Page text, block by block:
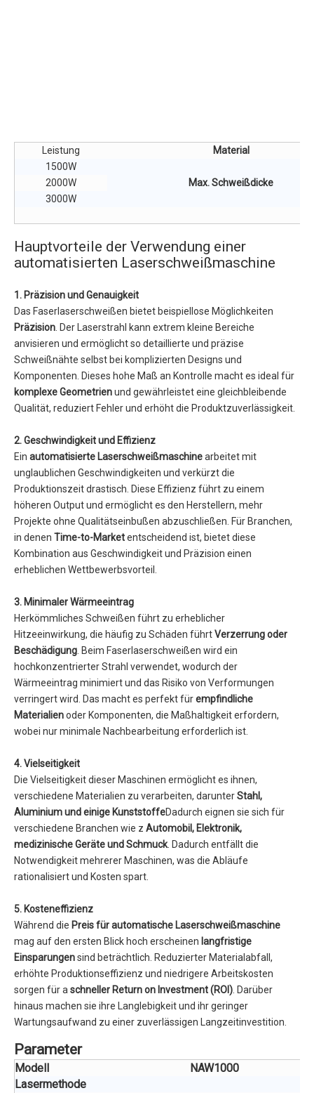
Leistung
Material
1500W
Max. Schweißdicke
2000W
3000W
Hauptvorteile der Verwendung einer
automatisierten Laserschweißmaschine
1. Präzision und Genauigkeit
Das Faserlaserschweißen bietet beispiellose Möglichkeiten
Präzision . Der Laserstrahl kann extrem kleine Bereiche
anvisieren und ermöglicht so detaillierte und präzise
Schweißnähte selbst bei komplizierten Designs und
Komponenten. Dieses hohe Maß an Kontrolle macht es ideal für
komplexe Geometrienund gewährleistet eine gleichbleibende
Qualität, reduziert Fehler und erhöht die Produktzuverlässigkeit.
2. Geschwindigkeit und Effizienz
Ein automatisierte Laserschweißmaschinearbeitet mit
unglaublichen Geschwindigkeiten und verkürzt die
Produktionszeit drastisch. Diese Effizienz führt zu einem
höheren Output und ermöglicht es den Herstellern, mehr
Projekte ohne Qualitätseinbußen abzuschließen. Für Branchen,
in denen Time-to-Marketentscheidend ist, bietet diese
Kombination aus Geschwindigkeit und Präzision einen
erheblichen Wettbewerbsvorteil.
3. Minimaler Wärmeeintrag
Herkömmliches Schweißen führt zu erheblicher
Hitzeeinwirkung, die häufig zu Schäden führtVerzerrung oder
Beschädigung . Beim Faserlaserschweißen wird ein
hochkonzentrierter Strahl verwendet, wodurch der
Wärmeeintrag minimiert und das Risiko von Verformungen
verringert wird. Das macht es perfekt fürempfindliche
Materialienoder Komponenten, die Maßhaltigkeit erfordern,
wobei nur minimale Nachbearbeitung erforderlich ist.
4. Vielseitigkeit
Die Vielseitigkeit dieser Maschinen ermöglicht es ihnen,
verschiedene Materialien zu verarbeiten, darunterStahl,
Aluminium und einige KunststoffeDadurch eignen sie sich für
verschiedene Branchen wie z Automobil, Elektronik,
medizinische Geräte und Schmuck. Dadurch entfällt die
Notwendigkeit mehrerer Maschinen, was die Abläufe
rationalisiert und Kosten spart.
5. Kosteneffizienz
Während die Preis für automatische Laserschweißmaschine
mag auf den ersten Blick hoch erscheinen langfristige
Einsparungensind beträchtlich. Reduzierter Materialabfall,
erhöhte Produktionseffizienz und niedrigere Arbeitskosten
sorgen für a schneller Return on Investment (ROI) . Darüber
hinaus machen sie ihre Langlebigkeit und ihr geringer
Wartungsaufwand zu einer zuverlässigen Langzeitinvestition.
Parameter
Modell
NAW1000
Lasermethode